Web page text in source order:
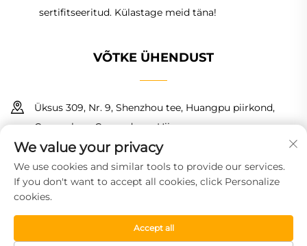
sertifitseeritud. Külastage meid täna!
VÕTKE ÜHENDUST
Üksus 309, Nr. 9, Shenzhou tee, Huangpu piirkond,
Guangzhou, Guangdong, Hiina
+86 18150601728
[email protected]
Autoriõigus © 2026 Guangzhou Haoyin New Material
We value your privacy
We use cookies and similar tools to provide our services.
If you don't want to accept all cookies, click Personalize
cookies.
Accept all